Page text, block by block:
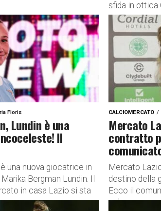
sfida in ottica
Floris
Lundin è una
Il
una nuova giocatrice in
Bergman Lundin. Il
in casa Lazio si sta
CALCIOMERCATO
Mercato
contratto
Mercato
destino della
Ecco il
calcio